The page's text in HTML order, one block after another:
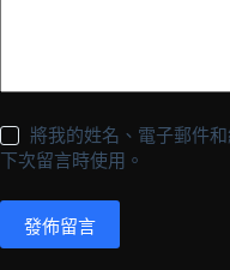
將我的姓名、電子郵件
下次留言時使用。
發佈留言